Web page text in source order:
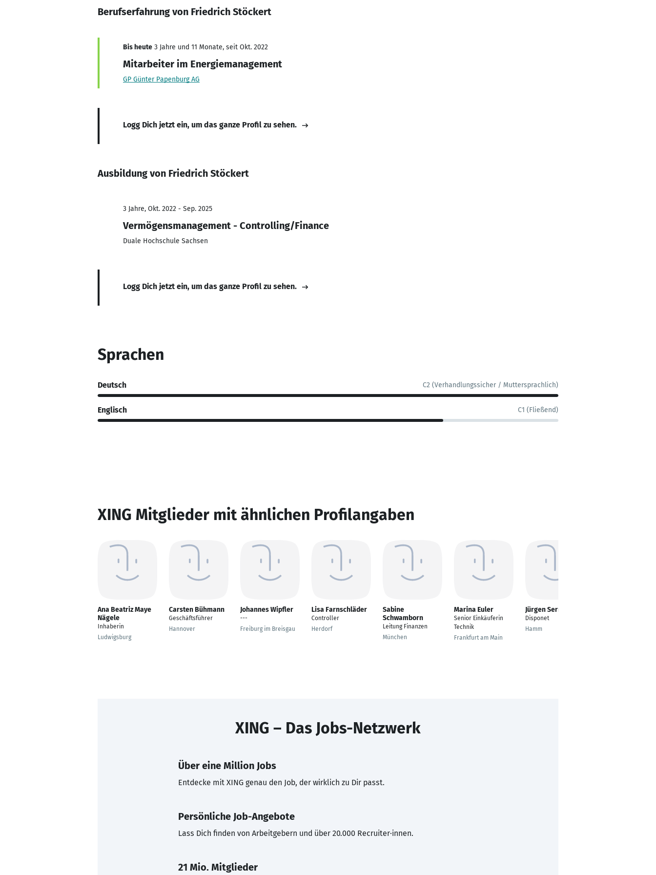
Berufserfahrung von Friedrich Stöckert
Bis heute 3 Jahre und 11 Monate, seit Okt. 2022
Mitarbeiter im Energiemanagement
GP Günter Papenburg AG
Logg Dich jetzt ein, um das ganze Profil zu sehen.
Ausbildung von Friedrich Stöckert
3 Jahre, Okt. 2022 - Sep. 2025
Vermögensmanagement - Controlling/Finance
Duale Hochschule Sachsen
Logg Dich jetzt ein, um das ganze Profil zu sehen.
Sprachen
Deutsch C2 (Verhandlungssicher / Muttersprachlich)
Englisch C1 (Fließend)
XING Mitglieder mit ähnlichen Profilangaben
Ana Beatriz Maye
Nägele
Inhaberin
Ludwigsburg
Carsten Bühmann
Geschäftsführer
Hannover
Johannes Wipfler
---
Freiburg im Breisgau
Lisa Farnschläder
Controller
Herdorf
Sabine
Schwamborn
Leitung Finanzen
München
Marina Euler
Senior Einkäuferin
Technik
Frankfurt am Main
Jürgen Serr
Disponet
Hamm
XING – Das Jobs-Netzwerk
Über eine Million Jobs
Entdecke mit XING genau den Job, der wirklich zu Dir passt.
Persönliche Job-Angebote
Lass Dich finden von Arbeitgebern und über 20.000 Recruiter·innen.
21 Mio. Mitglieder